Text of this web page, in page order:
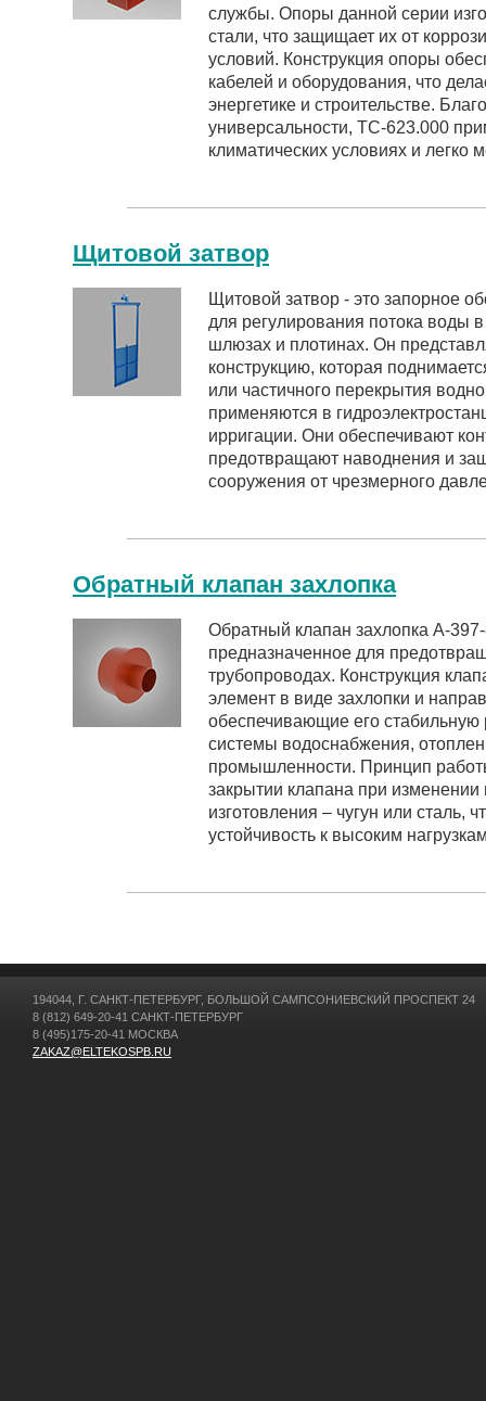
службы. Опоры данной серии
стали, что защищает их от
условий. Конструкция опоры
кабелей и оборудования, что
энергетике и строительстве.
универсальности, ТС-623.000
климатических условиях и легко
Щитовой затвор
Щитовой затвор - это запорное
для регулирования потока воды
шлюзах и плотинах. Он
конструкцию, которая
или частичного перекрытия
применяются в
ирригации. Они обеспечивают
предотвращают наводнения и
сооружения от чрезмерного
Обратный клапан захлопка
Обратный клапан захлопка А-397-
предназначенное для
трубопроводах. Конструкция
элемент в виде захлопки и
обеспечивающие его
системы водоснабжения,
промышленности. Принцип
закрытии клапана при
изготовления – чугун или сталь,
устойчивость к высоким
194044, Г. САНКТ-ПЕТЕРБУРГ, БОЛЬШОЙ САМПСОНИЕВСКИЙ ПРОСПЕКТ 24
8 (812) 649-20-41 САНКТ-ПЕТЕРБУРГ
8 (495)175-20-41 МОСКВА
ZAKAZ@ELTEKOSPB.RU